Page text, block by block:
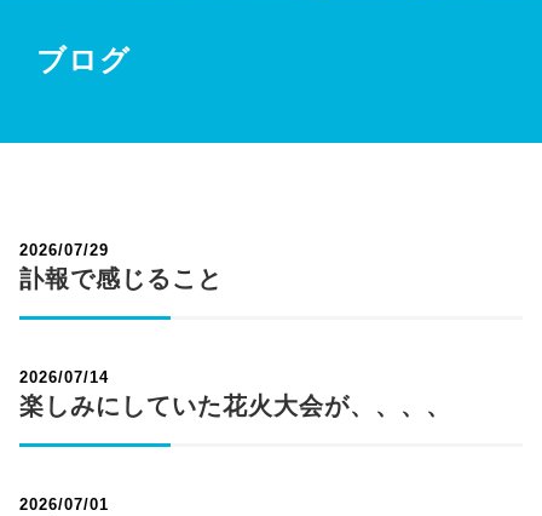
ブログ
2026/07/29
訃報で感じること
2026/07/14
楽しみにしていた花火大会が、、、、
2026/07/01